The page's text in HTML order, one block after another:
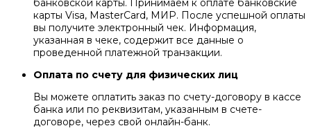
банковской карты. Принимаем к оплате банковские
карты Visa, MasterCard, МИР. После успешной оплаты
вы получите электронный чек. Информация,
указанная в чеке, содержит все данные о
проведенной платежной транзакции.
Оплата по счету для физических лиц
Вы можете оплатить заказ по счету-договору в кассе
банка или по реквизитам, указанным в счете-
договоре, через свой онлайн-банк.